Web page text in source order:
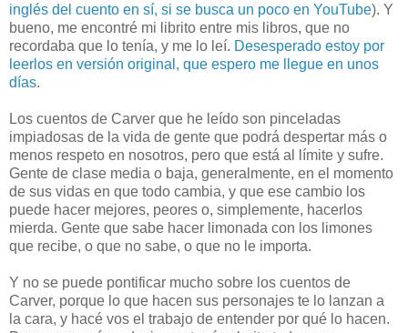
inglés del cuento en sí, si se busca un poco en YouTube). Y
bueno, me encontré mi librito entre mis libros, que no
recordaba que lo tenía, y me lo leí. Desesperado estoy por
leerlos en versión original, que espero me llegue en unos
días.
Los cuentos de Carver que he leído son pinceladas
impiadosas de la vida de gente que podrá despertar más o
menos respeto en nosotros, pero que está al límite y sufre.
Gente de clase media o baja, generalmente, en el momento
de sus vidas en que todo cambia, y que ese cambio los
puede hacer mejores, peores o, simplemente, hacerlos
mierda. Gente que sabe hacer limonada con los limones
que recibe, o que no sabe, o que no le importa.
Y no se puede pontificar mucho sobre los cuentos de
Carver, porque lo que hacen sus personajes te lo lanzan a
la cara, y hacé vos el trabajo de entender por qué lo hacen.